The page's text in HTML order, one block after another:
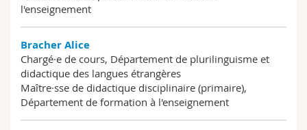
l'enseignement
Bracher Alice
Chargé·e de cours, Département de plurilinguisme et
didactique des langues étrangères
Maître·sse de didactique disciplinaire (primaire),
Département de formation à l'enseignement